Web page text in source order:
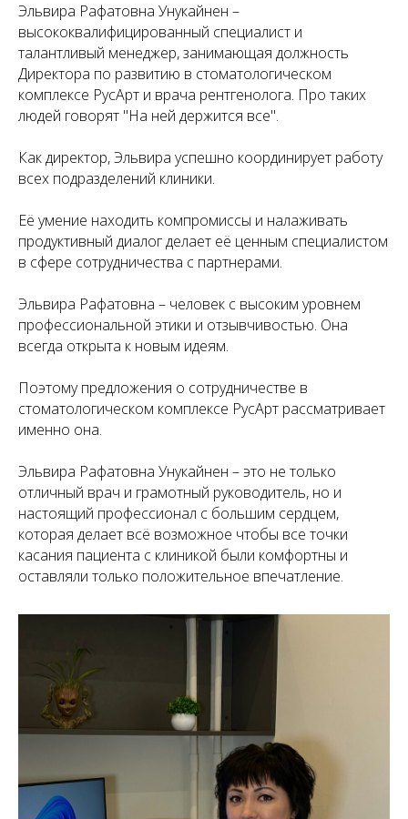
Эльвира Рафатовна Унукайнен –
высококвалифицированный специалист и
талантливый менеджер, занимающая должность
Директора по развитию в стоматологическом
комплексе РусАрт и врача рентгенолога. Про таких
людей говорят "На ней держится все".
Как директор, Эльвира успешно координирует работу
всех подразделений клиники.
Её умение находить компромиссы и налаживать
продуктивный диалог делает её ценным специалистом
в сфере сотрудничества с партнерами.
Эльвира Рафатовна – человек с высоким уровнем
профессиональной этики и отзывчивостью. Она
всегда открыта к новым идеям.
Поэтому предложения о сотрудничестве в
стоматологическом комплексе РусАрт рассматривает
именно она.
Эльвира Рафатовна Унукайнен – это не только
отличный врач и грамотный руководитель, но и
настоящий профессионал с большим сердцем,
которая делает всё возможное чтобы все точки
касания пациента с клиникой были комфортны и
оставляли только положительное впечатление.